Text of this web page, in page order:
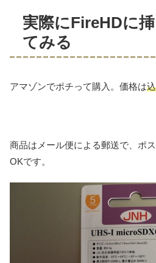
実際にFireHDに
てみる
アマゾンでポチって購入。価格は
商品はメール便による郵送で、ポ
OKです。